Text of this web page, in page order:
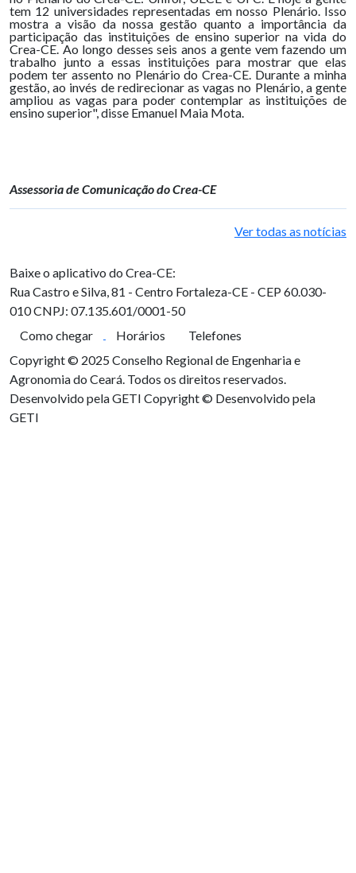
tem 12 universidades representadas em nosso Plenário. Isso
mostra a visão da nossa gestão quanto a importância da
participação das instituições de ensino superior na vida do
Crea-CE. Ao longo desses seis anos a gente vem fazendo um
trabalho junto a essas instituições para mostrar que elas
podem ter assento no Plenário do Crea-CE. Durante a minha
gestão, ao invés de redirecionar as vagas no Plenário, a gente
ampliou as vagas para poder contemplar as instituições de
ensino superior", disse Emanuel Maia Mota.
Assessoria de Comunicação do Crea-CE
Ver todas as notícias
Baixe o aplicativo do Crea-CE:
Rua Castro e Silva, 81 - Centro Fortaleza-CE - CEP 60.030-
010CNPJ: 07.135.601/0001-50
Como chegar
Horários
Telefones
Copyright © 2025 Conselho Regional de Engenharia e
Agronomia do Ceará. Todos os direitos reservados.
Desenvolvido pela GETI Copyright © Desenvolvido pela
GETI